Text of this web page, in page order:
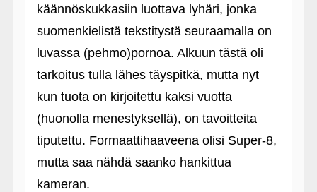
käännöskukkasiin luottava lyhäri, jonka
suomenkielistä tekstitystä seuraamalla on
luvassa (pehmo)pornoa. Alkuun tästä oli
tarkoitus tulla lähes täyspitkä, mutta nyt
kun tuota on kirjoitettu kaksi vuotta
(huonolla menestyksellä), on tavoitteita
tiputettu. Formaattihaaveena olisi Super-8,
mutta saa nähdä saanko hankittua
kameran.